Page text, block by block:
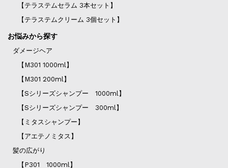
【テラステムセラム 3本セット】
【テラステムクリーム 3個セット】
お悩みから探す
ダメージヘア
【M301 1000ml】
【M301 200ml】
【Sシリーズシャンプー 1000ml】
【Sシリーズシャンプー 300ml】
【ミタスシャンプー】
【アエテノミタス】
髪の広がり
【P301 1000ml】